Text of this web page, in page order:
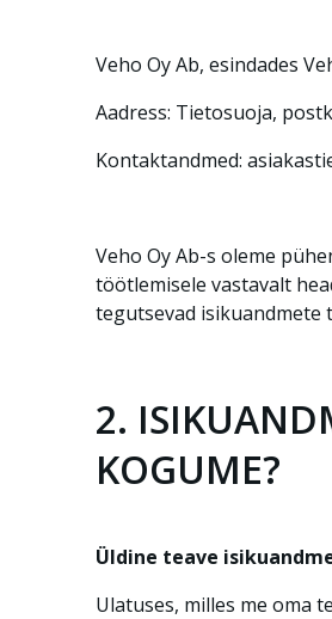
Veho Oy Ab, esindades
Aadress: Tietosuoja,
Kontaktandmed:
Veho Oy Ab-s oleme
töötlemisele vastavalt
tegutsevad isikuandmete
2.
KOGUME?
Üldine teave
Ulatuses, milles me oma